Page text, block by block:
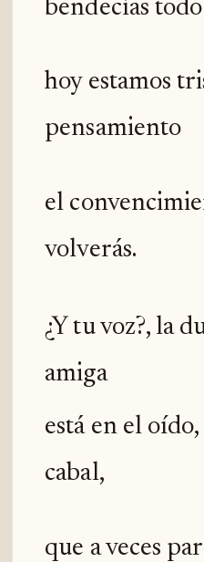
bendecías
hoy estamos
pensamiento
el
volverás.
¿Y tu voz?, la
amiga
está en el
cabal,
que a veces